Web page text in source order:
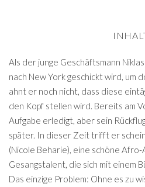
Als der junge Geschäftsmann
nach New York geschickt wird, um
ahnt er noch nicht, dass diese
den Kopf stellen wird. Bereits am
Aufgabe erledigt, aber sein
später. In dieser Zeit trifft er
(Nicole Beharie), eine schöne
Gesangstalent, die sich mit einem
Das einzige Problem: Ohne es zu